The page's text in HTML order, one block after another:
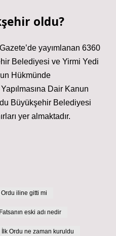
oldu?
yayımlanan 6360
Belediyesi ve Yirmi Yedi
Hükmünde
Dair Kanun
Büyükşehir Belediyesi
yer almaktadır.
iline gitti mi
Fatsanın eski adı nedir
İlk Ordu ne zaman kuruldu